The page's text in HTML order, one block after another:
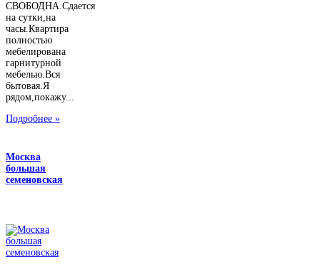
СВОБОДНА.Сдается
на сутки,на
часы.Квартира
полностью
мебелирована
гарнитурной
мебелью.Вся
бытовая.Я
рядом,покажу...
Подробнее »
Москва
большая
семеновская